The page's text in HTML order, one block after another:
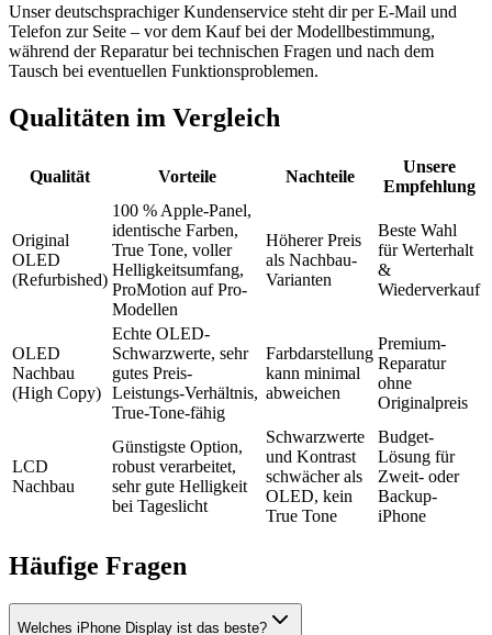
Unser deutschsprachiger Kundenservice steht dir per E-Mail und
Telefon zur Seite – vor dem Kauf bei der Modellbestimmung,
während der Reparatur bei technischen Fragen und nach dem
Tausch bei eventuellen Funktionsproblemen.
Qualitäten im Vergleich
Qualität Vorteile Nachteile
Unsere
Empfehlung
Original
OLED
(Refurbished)
100 % Apple-Panel,
identische Farben,
True Tone, voller
Helligkeitsumfang,
ProMotion auf Pro-
Modellen
Höherer Preis
als Nachbau-
Varianten
Beste Wahl
für Werterhalt
&
Wiederverkauf
OLED
Nachbau
(High Copy)
Echte OLED-
Schwarzwerte, sehr
gutes Preis-
Leistungs-Verhältnis,
True-Tone-fähig
Farbdarstellung
kann minimal
abweichen
Premium-
Reparatur
ohne
Originalpreis
LCD
Nachbau
Günstigste Option,
robust verarbeitet,
sehr gute Helligkeit
bei Tageslicht
Schwarzwerte
und Kontrast
schwächer als
OLED, kein
True Tone
Budget-
Lösung für
Zweit- oder
Backup-
iPhone
Häufige Fragen
Welches iPhone Display ist das beste?